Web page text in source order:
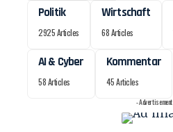
Politik
2925 Articles
Wirtschaft
68 Articles
AI & Cyber
58 Articles
Kommentar
45 Articles
-